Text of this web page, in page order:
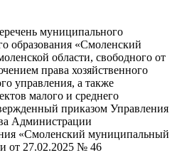
муниципального
образования «Смоленский
области, свободного от
права хозяйственного
управления, а также
малого и среднего
приказом Управления
Администрации
«Смоленский муниципальный
от 27.02.2025 № 46